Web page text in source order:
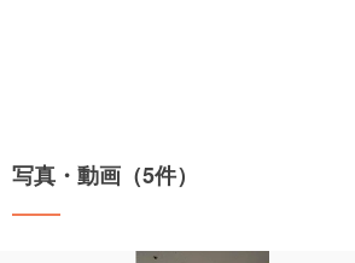
写真・動画（5件）